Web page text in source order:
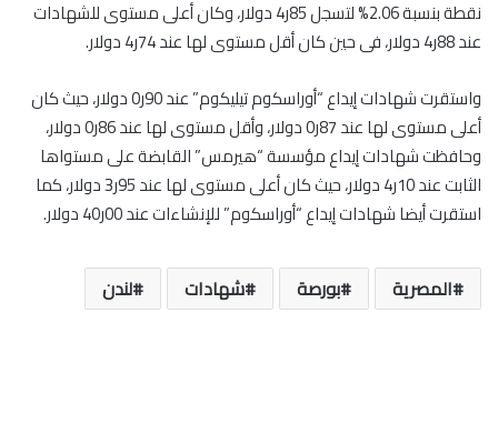
نقطة بنسبة 2.06% لتسجل 85ر4 دولار، وكان أعلى مستوى للشهادات
عند 88ر4 دولار، فى حين كان أقل مستوى لها عند 74ر4 دولار.
واستقرت شهادات إيداع “أوراسكوم تيليكوم” عند 90ر0 دولار، حيث كان
أعلى مستوى لها عند 87ر0 دولار، وأقل مستوى لها عند 86ر0 دولار،
وحافظت شهادات إيداع مؤسسة “هيرمس” القابضة على مستواها
الثابت عند 10ر4 دولار، حيث كان أعلى مستوى لها عند 95ر3 دولار، كما
استقرت أيضا شهادات إيداع “أوراسكوم” للإنشاءات عند 00ر40 دولار.
المصرية بورصة شهادات لندن